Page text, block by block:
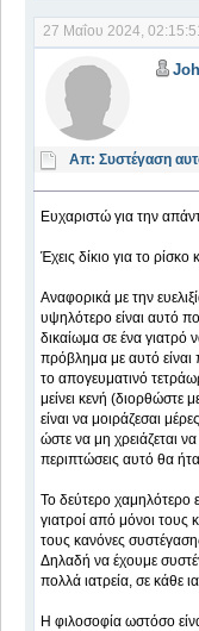
27 Μαΐου 2024,
Απ: Συστέγαση
Ευχαριστώ για την
Έχεις δίκιο για το
Αναφορικά με την
υψηλότερο είναι αυτό
δικαίωμα σε ένα γιατρό
πρόβλημα με αυτό είναι
το απογευματινό
μείνει κενή
είναι να μοιράζεσαι
ώστε να μη χρειάζεται
περιπτώσεις αυτό θα
Το δεύτερο χαμηλότερο
γιατροί από μόνοι τους
τους κανόνες
Δηλαδή να έχουμε
πολλά ιατρεία, σε κάθε
Η φιλοσοφία ωστόσο